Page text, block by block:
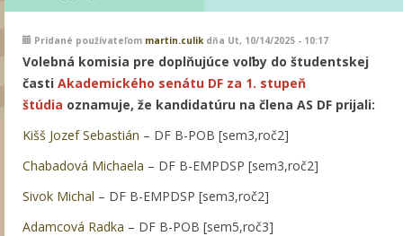
Pridané používateľom martin.culik dňa Ut, 10/14/2025 - 10:17
Volebná komisia pre doplňujúce voľby do študentskej
časti Akademického senátu DF za 1. stupeň
štúdia oznamuje, že kandidatúru na člena AS DF prijali:
Kišš Jozef Sebastián – DF B-POB [sem3,roč2]
Chabadová Michaela – DF B-EMPDSP [sem3,roč2]
Sivok Michal – DF B-EMPDSP [sem3,roč2]
Adamcová Radka – DF B-POB [sem5,roč3]